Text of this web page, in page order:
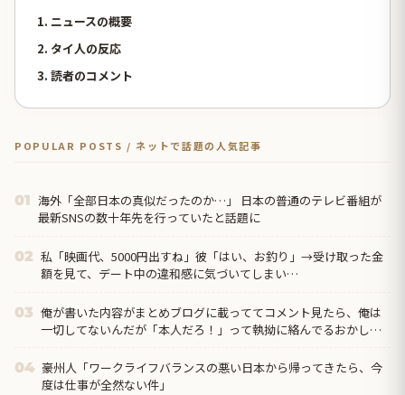
1. ニュースの概要
2. タイ人の反応
3. 読者のコメント
POPULAR POSTS / ネットで話題の人気記事
01 海外「全部日本の真似だったのか…」 日本の普通のテレビ番組が
最新SNSの数十年先を行っていたと話題に
02 私「映画代、5000円出すね」彼「はい、お釣り」→受け取った金
額を見て、デート中の違和感に気づいてしまい…
03 俺が書いた内容がまとめブログに載っててコメント見たら、俺は
一切してないんだが「本人だろ！」って執拗に絡んでるおかしな
04 豪州人「ワークライフバランスの悪い日本から帰ってきたら、今
度は仕事が全然ない件」